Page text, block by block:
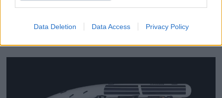
Data Deletion Data Access Privacy Policy
SPAR 659 KRONER: Tegn abonnement på
Båtmagasinet nå, og få gratis tilgang til